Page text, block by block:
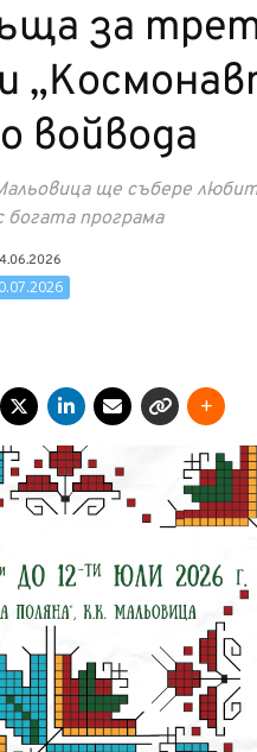
за
войвода
ще събере
програма